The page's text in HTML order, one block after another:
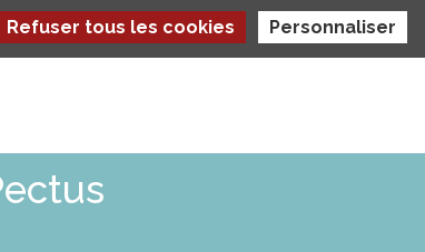
Refuser tous les cookies Personnaliser